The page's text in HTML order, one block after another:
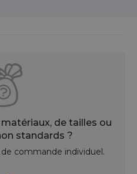
de tailles ou
standards ?
commande individuel.